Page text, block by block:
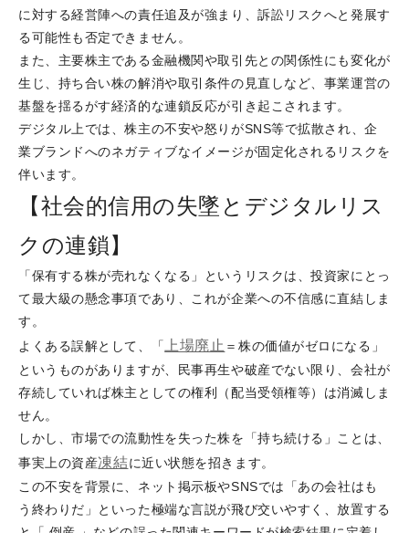
に対する経営陣への責任追及が強まり、訴訟リスクへと発展す
る可能性も否定できません。
また、主要株主である金融機関や取引先との関係性にも変化が
生じ、持ち合い株の解消や取引条件の見直しなど、事業運営の
基盤を揺るがす経済的な連鎖反応が引き起こされます。
デジタル上では、株主の不安や怒りがSNS等で拡散され、企
業ブランドへのネガティブなイメージが固定化されるリスクを
伴います。
【社会的信用の失墜とデジタルリス
クの連鎖】
「保有する株が売れなくなる」というリスクは、投資家にとっ
て最大級の懸念事項であり、これが企業への不信感に直結しま
す。
よくある誤解として、「
上場廃止 ＝株の価値がゼロになる」
というものがありますが、民事再生や破産でない限り、会社が
存続していれば株主としての権利（配当受領権等）は消滅しま
せん。
しかし、市場での流動性を失った株を「持ち続ける」ことは、
事実上の資産凍結に近い状態を招きます。
この不安を背景に、ネット掲示板やSNSでは「あの会社はも
う終わりだ」といった極端な言説が飛び交いやすく、放置する